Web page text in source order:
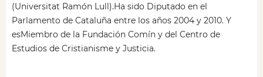
(Universitat Ramón Lull).Ha sido Diputado en el
Parlamento de Cataluña entre los años 2004 y 2010. Y
esMiembro de la Fundación Comín y del Centro de
Estudios de Cristianisme y Justicia.